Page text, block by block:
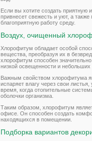
Если вы хотите создать
привнесет свежесть и уют, а
благоприятную работу среду.
Воздух, очищенный
Хлорофитум обладает особой
вещества, преобразуя их в
хлорофитум способен
низкой освещенности и небольших
Важным свойством хлорофитума
испаряет влагу через свои
время, когда отопительные
оболочки организма.
Таким образом, хлорофитум
офисе. Он способен создать
находящихся в помещении.
Подборка вариантов